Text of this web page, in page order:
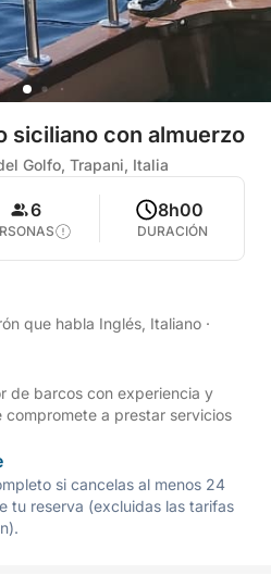
siciliano con almuerzo
Golfo, Trapani, Italia
6 8h00
DURACIÓN
que habla Inglés, Italiano ·
de barcos con experiencia y
a prestar servicios
si cancelas al menos 24
tu reserva (excluidas las tarifas